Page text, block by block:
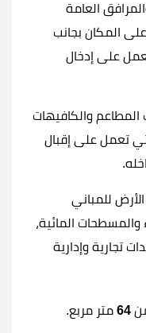
العامة
المكان بجانب
على إدخال
المطاعم والكافيهات
تعمل على إقبال
للمباني
والمسطحات المائية،
تجارية وإدارية
64 متر مربع.